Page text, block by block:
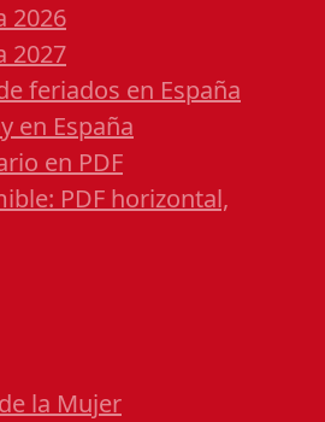
2026
2027
feriados en España
en España
en PDF
PDF horizontal,
la Mujer